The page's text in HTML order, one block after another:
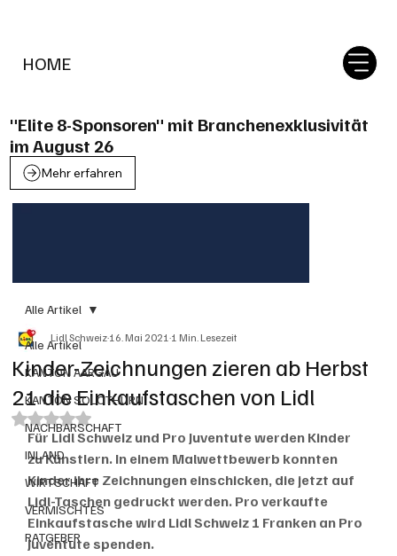
HOME
"Elite 8-Sponsoren" mit Branchenexklusivität
im August 26
Mehr erfahren
Alle Artikel
KANTON AARGAU
KANTON SOLOTHURN
NACHBARSCHAFT
INLAND
WIRTSCHAFT
VERMISCHTES
RATGEBER
Alle Artikel
Kinder-Zeichnungen zieren ab Herbst
21 die Einkaufstaschen von Lidl
Lidl Schweiz16. Mai 20211 Min. Lesezeit
Mit NaN von 5 Sternen bewertet.
Für Lidl Schweiz und Pro Juventute werden Kinder
zu Künstlern. In einem Malwettbewerb konnten
Kinder ihre Zeichnungen einschicken, die jetzt auf
Lidl-Taschen gedruckt werden. Pro verkaufte
Einkaufstasche wird Lidl Schweiz 1 Franken an Pro
Juventute spenden.